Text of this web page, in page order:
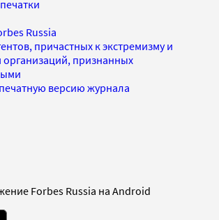
Russia
причастных к экстремизму и
организаций, признанных
версию журнала
Forbes Russia на Android